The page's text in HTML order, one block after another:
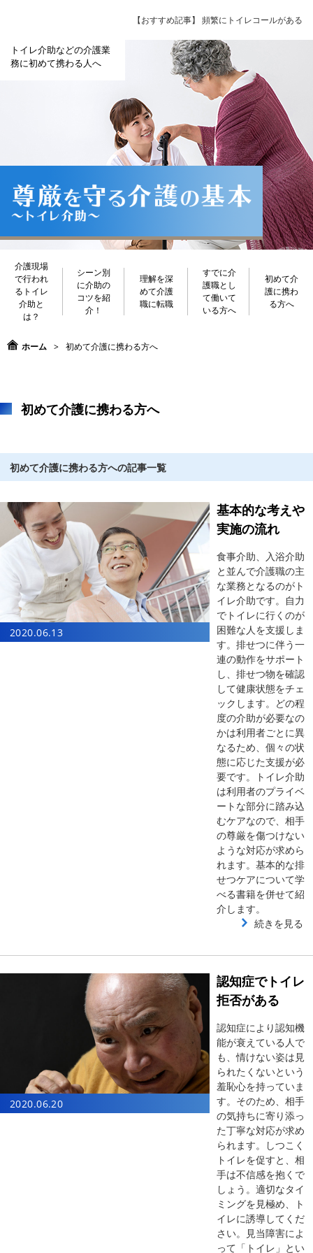
【おすすめ記事】 頻繁にトイレコールがある
トイレ介助などの介護業
務に初めて携わる人へ
介護現場
で行われ
るトイレ
介助と
は？
シーン別
に介助の
コツを紹
介！
理解を深
めて介護
職に転職
すでに介
護職とし
て働いて
いる方へ
初めて介
護に携わ
る方へ
ホーム > 初めて介護に携わる方へ
初めて介護に携わる方へ
初めて介護に携わる方への記事一覧
2020.06.13
基本的な考えや
実施の流れ
食事介助、入浴介助
と並んで介護職の主
な業務となるのがト
イレ介助です。自力
でトイレに行くのが
困難な人を支援しま
す。排せつに伴う一
連の動作をサポート
し、排せつ物を確認
して健康状態をチェ
ックします。どの程
度の介助が必要なの
かは利用者ごとに異
なるため、個々の状
態に応じた支援が必
要です。トイレ介助
は利用者のプライベ
ートな部分に踏み込
むケアなので、相手
の尊厳を傷つけない
ような対応が求めら
れます。基本的な排
せつケアについて学
べる書籍を併せて紹
介します。
続きを見る
2020.06.20
認知症でトイレ
拒否がある
認知症により認知機
能が衰えている人で
も、情けない姿は見
られたくないという
羞恥心を持っていま
す。そのため、相手
の気持ちに寄り添っ
た丁寧な対応が求め
られます。しつこく
トイレを促すと、相
手は不信感を抱くで
しょう。適切なタイ
ミングを見極め、ト
イレに誘導してくだ
さい。見当障害によ
って「トイレ」とい